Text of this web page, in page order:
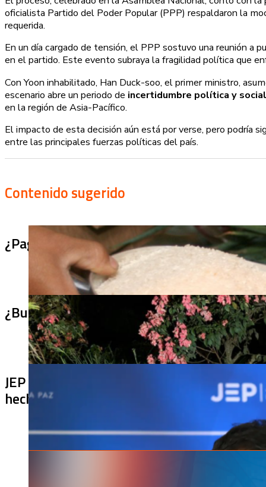
oficialista Partido del Poder Popular (PPP) respaldaron la
requerida.
En un día cargado de tensión, el PPP sostuvo una reunión a
en el partido. Este evento subraya la fragilidad política que
Con Yoon inhabilitado, Han Duck-soo, el primer ministro,
escenario abre un periodo de incertidumbre política y social
en la región de Asia-Pacífico.
El impacto de esta decisión aún está por verse, pero podría
entre las principales fuerzas políticas del país.
Contenido sugerido
¿Pagaron menos de lo permitido por el
¿Bus bomba rumbo a Cali? Hallan 420
JEP imputa a 27 excomandantes de las
hechos